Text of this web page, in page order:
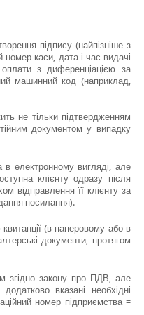
підпису (найпізніше з
номер каси, дата і час видачі
з диференціацією за
машинний код (наприклад,
не тільки підтвердженням
документом у випадку
в електронному вигляді, але
клієнту одразу після
відправлення її клієнту за
посилання).
(в паперовому або в
документи, протягом
згідно закону про ПДВ, але
вказані необхідні
номер підприємства =